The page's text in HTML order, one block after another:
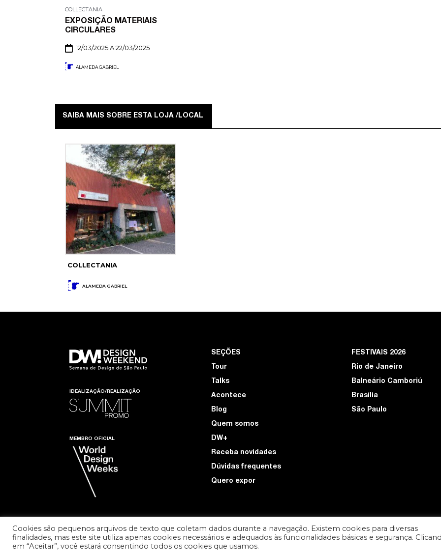
COLLECTANIA
EXPOSIÇÃO MATERIAIS
CIRCULARES
12/03/2025 A 22/03/2025
ALAMEDA GABRIEL
SAIBA MAIS SOBRE ESTA LOJA /LOCAL
COLLECTANIA
ALAMEDA GABRIEL
IDEALIZAÇÃO/REALIZAÇÃO
MEMBRO OFICIAL
SEÇÕES
Tour
Talks
Acontece
Blog
Quem somos
DW+
Receba novidades
Dúvidas frequentes
Quero expor
FESTIVAIS 2026
Rio de Janeiro
Balneário Camboriú
Brasília
São Paulo
TERMOS DE USO E PRIVACIDADE DESIGN POR
Cookies são pequenos arquivos de texto que coletam dados durante a navegação. Existem cookies para diversas
finalidades, mas este site utiliza apenas cookies necessários e adequados às funcionalidades básicas e segurança.
em “Aceitar”, você estará consentindo todos os cookies que usamos.